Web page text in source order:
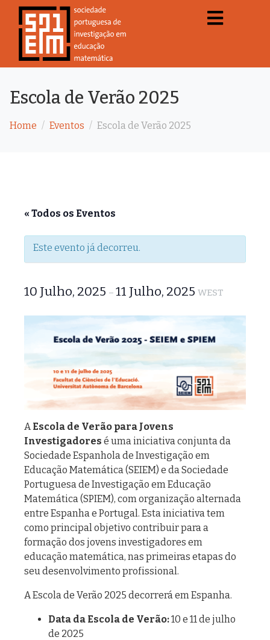
Escola de Verão 2025
Home Eventos Escola de Verão 2025
« Todos os Eventos
Este evento já decorreu.
10 Julho, 2025 – 11 Julho, 2025 WEST
A Escola de Verão para Jovens
Investigadores é uma iniciativa conjunta da
Sociedade Espanhola de Investigação em
Educação Matemática (SEIEM) e da Sociedade
Portuguesa de Investigação em Educação
Matemática (SPIEM), com organização alternada
entre Espanha e Portugal. Esta iniciativa tem
como principal objetivo contribuir para a
formação dos jovens investigadores em
educação matemática, nas primeiras etapas do
seu desenvolvimento profissional.
A Escola de Verão 2025 decorrerá em Espanha.
Data da Escola de Verão:10 e 11 de julho
de 2025